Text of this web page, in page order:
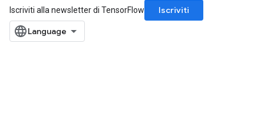
Iscriviti alla newsletter di TensorFlow
Iscriviti